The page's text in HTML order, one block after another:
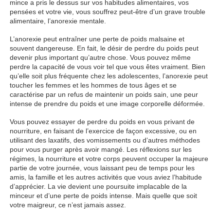
mince a pris le dessus sur vos habitudes alimentaires, vos
pensées et votre vie, vous souffrez peut-être d’un grave trouble
alimentaire, l’anorexie mentale.
L’anorexie peut entraîner une perte de poids malsaine et
souvent dangereuse. En fait, le désir de perdre du poids peut
devenir plus important qu’autre chose. Vous pouvez même
perdre la capacité de vous voir tel que vous êtes vraiment. Bien
qu’elle soit plus fréquente chez les adolescentes, l’anorexie peut
toucher les femmes et les hommes de tous âges et se
caractérise par un refus de maintenir un poids sain, une peur
intense de prendre du poids et une image corporelle déformée.
Vous pouvez essayer de perdre du poids en vous privant de
nourriture, en faisant de l’exercice de façon excessive, ou en
utilisant des laxatifs, des vomissements ou d’autres méthodes
pour vous purger après avoir mangé. Les réflexions sur les
régimes, la nourriture et votre corps peuvent occuper la majeure
partie de votre journée, vous laissant peu de temps pour les
amis, la famille et les autres activités que vous aviez l’habitude
d’apprécier. La vie devient une poursuite implacable de la
minceur et d’une perte de poids intense. Mais quelle que soit
votre maigreur, ce n’est jamais assez.